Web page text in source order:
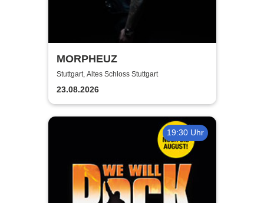
MORPHEUZ
Stuttgart, Altes Schloss Stuttgart
23.08.2026
19:30 Uhr